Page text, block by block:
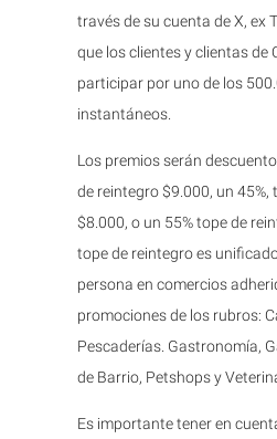
través de su cuenta de X, ex
que los clientes y clientas de
participar por uno de los
instantáneos.
Los premios serán
de reintegro $9.000, un 45%,
$8.000, o un 55% tope de
tope de reintegro es
persona en comercios
promociones de los rubros:
Pescaderías. Gastronomía,
de Barrio, Petshops y
Es importante tener en